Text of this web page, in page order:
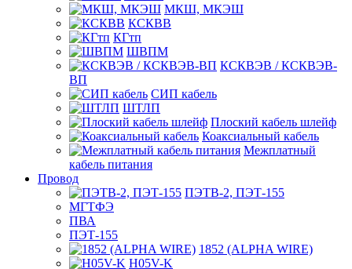
МКШ, МКЭШ
КСКВВ
КГтп
ШВПМ
КСКВЭВ / КСКВЭВ-
ВП
СИП кабель
ШТЛП
Плоский кабель шлейф
Коаксиальный кабель
Межплатный
кабель питания
Провод
ПЭТВ-2, ПЭТ-155
МГТФЭ
ПВА
ПЭТ-155
1852 (ALPHA WIRE)
H05V-K